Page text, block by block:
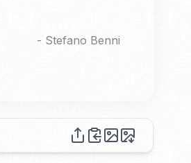
- Stefano Benni